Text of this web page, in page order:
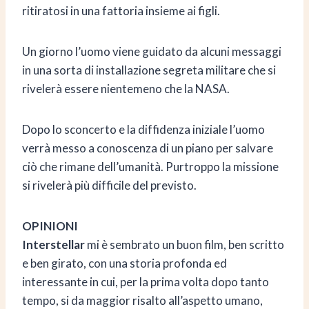
ritiratosi in una fattoria insieme ai figli.
Un giorno l’uomo viene guidato da alcuni messaggi
in una sorta di installazione segreta militare che si
rivelerà essere nientemeno che la NASA.
Dopo lo sconcerto e la diffidenza iniziale l’uomo
verrà messo a conoscenza di un piano per salvare
ciò che rimane dell’umanità. Purtroppo la missione
si rivelerà più difficile del previsto.
OPINIONI
Interstellarmi è sembrato un buon film, ben scritto
e ben girato, con una storia profonda ed
interessante in cui, per la prima volta dopo tanto
tempo, si da maggior risalto all’aspetto umano,